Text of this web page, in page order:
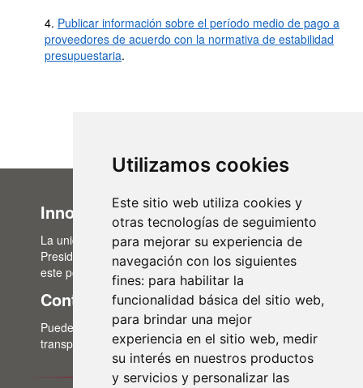
Utilizamos cookies
Este sitio web utiliza cookies y
otras tecnologías de seguimiento
para mejorar su experiencia de
navegación con los siguientes
fines: para habilitar la
funcionalidad básica del sitio web,
para brindar una mejor
experiencia en el sitio web, medir
su interés en nuestros productos
y servicios y personalizar las
4. Publicar información sobre el período medio de pago a
proveedores de acuerdo con la normativa de estabilidad
presupuestaria.
Innovación Administrativa
La unidad de Innovación Administrativa, del Área de
Presidencia, es la encargada de la actualización de
este portal de transparencia.
Contacto
Puedes contactar con nosotros a través del correo:
transparencia@lasalina.es